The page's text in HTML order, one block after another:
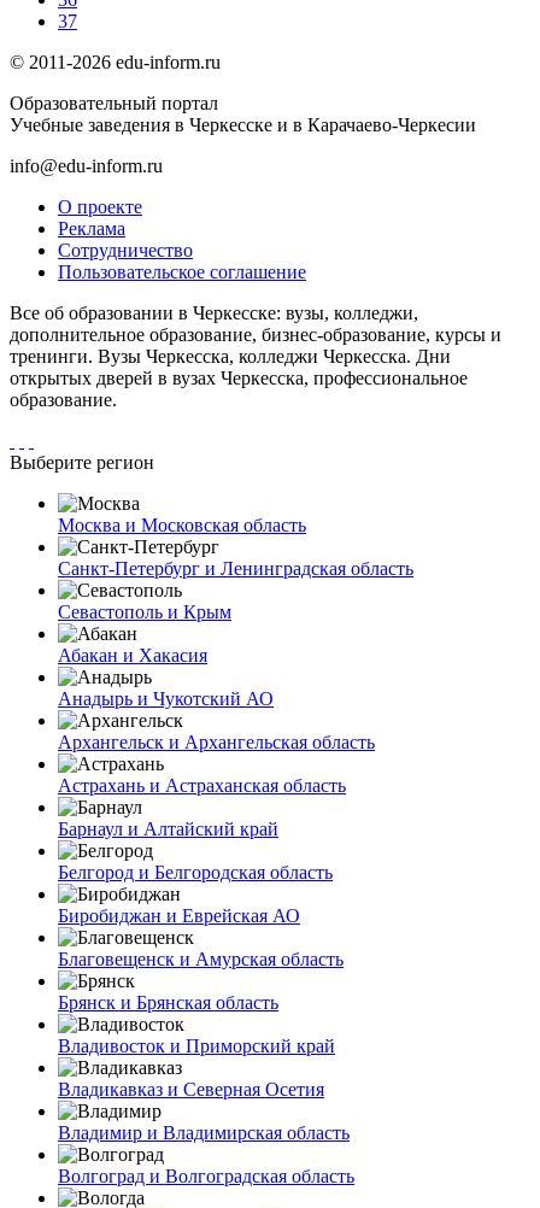
37
© 2011-2026 edu-inform.ru
Образовательный портал
Учебные заведения в Черкесске и в Карачаево-Черкесии
info@edu-inform.ru
О проекте
Реклама
Сотрудничество
Пользовательское соглашение
Все об образовании в Черкесске: вузы, колледжи,
дополнительное образование, бизнес-образование, курсы и
тренинги. Вузы Черкесска, колледжи Черкесска. Дни
открытых дверей в вузах Черкесска, профессиональное
образование.
Выберите регион
Москва и Московская область
Санкт-Петербург и Ленинградская область
Севастополь и Крым
Абакан и Хакасия
Анадырь и Чукотский АО
Архангельск и Архангельская область
Астрахань и Астраханская область
Барнаул и Алтайский край
Белгород и Белгородская область
Биробиджан и Еврейская АО
Благовещенск и Амурская область
Брянск и Брянская область
Владивосток и Приморский край
Владикавказ и Северная Осетия
Владимир и Владимирская область
Волгоград и Волгоградская область